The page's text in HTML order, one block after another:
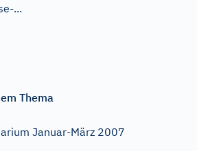
...
Thema
Januar-März 2007